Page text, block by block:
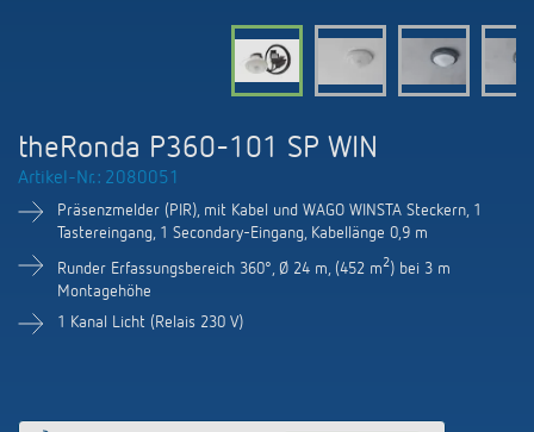
Apps
Referenzen
HEMS
Konformitätserklärungen
Nachhaltigkeit
Engagement
Design
Historie
Technischer Support
Vertrieb Deutschland
Vertrieb Weltweit
Ansprechpartner OEM
LUXORliving
theRonda P360-101 SP WIN
Artikel-Nr.: 2080051
Präsenzmelder (PIR), mit Kabel und WAGO WINSTA Steckern, 1
Tastereingang, 1 Secondary-Eingang, Kabellänge 0,9 m
Runder Erfassungsbereich 360°, Ø 24 m, (452 m2) bei 3 m
Montagehöhe
1 Kanal Licht (Relais 230 V)